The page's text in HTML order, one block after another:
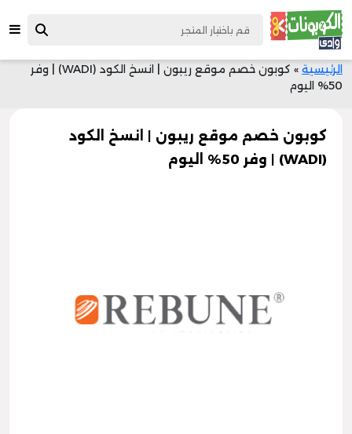
الرئيسية »
كوبون خصم موقع ريبون | انسخ الكود (WADI) | وفر
50% اليوم
كوبون خصم موقع ريبون | انسخ الكود
(WADI) | وفر 50% اليوم